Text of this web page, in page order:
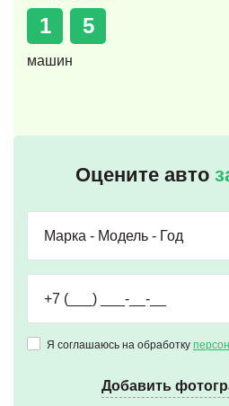
1 5
машин
Оцените авто
Я соглашаюсь на обработку
Добавить